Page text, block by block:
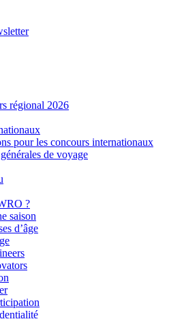
régional 2026
pour les concours internationaux
de voyage
?
saison
d’âge